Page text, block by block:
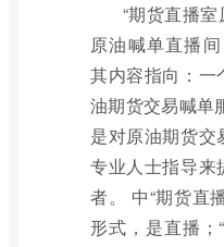
“期货直播
原油喊单直播
其内容指向：一
油期货交易喊单
是对原油期货交
专业人士指导来
者。 中“期货直
形式，是直播；